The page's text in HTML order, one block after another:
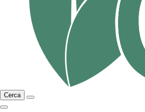
Cerca